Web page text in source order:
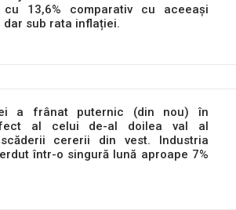
13,6% comparativ cu aceeași
dar sub rata inflației.
a frânat puternic (din nou) în
al celui de-al doilea val al
cererii din vest. Industria
într-o singură lună aproape 7%